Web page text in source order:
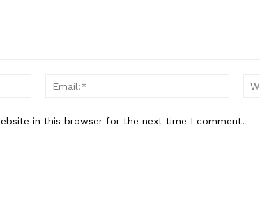
Name:*
Email:*
in this browser for the next time I comment.